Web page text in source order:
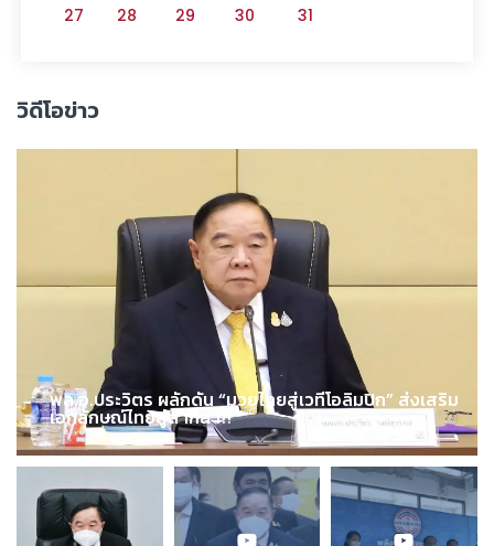
27 28 29 30 31
วิดีโอข่าว
พล.อ.ประวิตร ผลักดัน “มวยไทยสู่เวทีโอลิมปิก” ส่งเสริม
เอกลักษณ์ไทยสู่สากล !!!